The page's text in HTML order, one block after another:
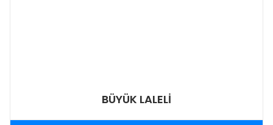
BÜYÜK LALELİ